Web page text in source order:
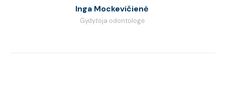
Inga Mockevičienė
Gydytoja odontologė